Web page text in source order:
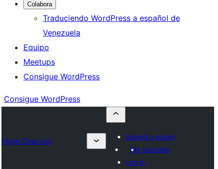
Colabora
Traduciendo WordPress a español de
Venezuela
Equipo
Meetups
Consigue WordPress
Consigue WordPress
Plugin Directory
Submit a plugin
My favorites
Log in